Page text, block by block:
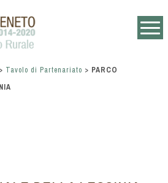
> Tavolo di Partenariato > PARCO